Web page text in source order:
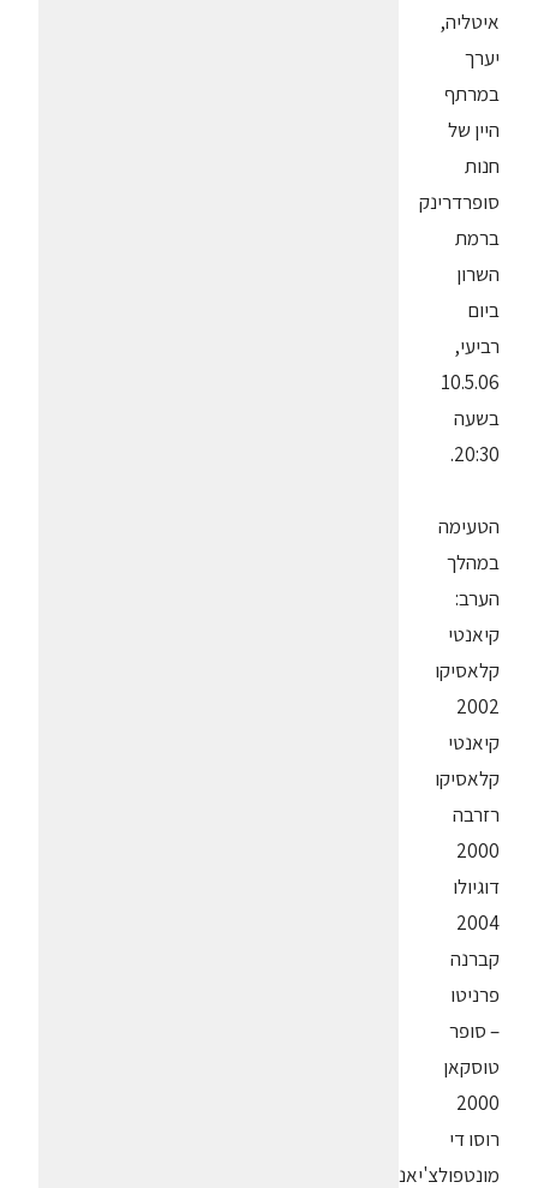
איטליה,
יערך
במרתף
היין של
חנות
סופרדרינק
ברמת
השרון
ביום
רביעי,
10.5.06
בשעה
20:30.
הטעימה
במהלך
הערב:
קיאנטי
קלאסיקו
2002
קיאנטי
קלאסיקו
רזרבה
2000
דוגיולו
2004
קברנה
פרניטו
– סופר
טוסקאן
2000
רוסו די
מונטפולצ'יאנו